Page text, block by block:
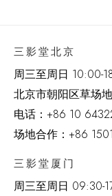
三影堂北京
周三至周日 10:00-
北京市朝阳区草场地
电话： +86 10
场地合作：+86
三影堂厦门
周三至周日 09:30-